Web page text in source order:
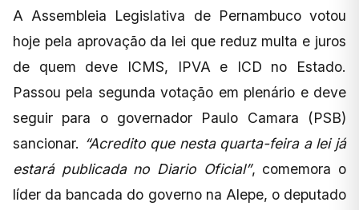
A Assembleia Legislativa de Pernambuco votou
hoje pela aprovação da lei que reduz multa e juros
de quem deve ICMS, IPVA e ICD no Estado.
Passou pela segunda votação em plenário e deve
seguir para o governador Paulo Camara (PSB)
sancionar. “Acredito que nesta quarta-feira a lei já
estará publicada no Diario Oficial”, comemora o
líder da bancada do governo na Alepe, o deputado